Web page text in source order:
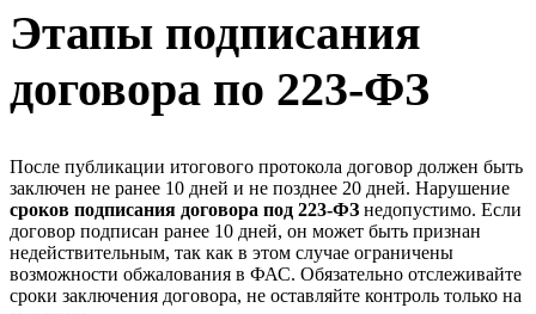
Этапы подписания
договора по 223-ФЗ
После публикации итогового протокола договор должен быть
заключен не ранее 10 дней и не позднее 20 дней. Нарушение
сроков подписания договора под 223-ФЗ недопустимо. Если
договор подписан ранее 10 дней, он может быть признан
недействительным, так как в этом случае ограничены
возможности обжалования в ФАС. Обязательно отслеживайте
сроки заключения договора, не оставляйте контроль только на